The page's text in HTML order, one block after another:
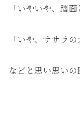
「いやいや、踏
「いや、ササラの
などと思い思いの